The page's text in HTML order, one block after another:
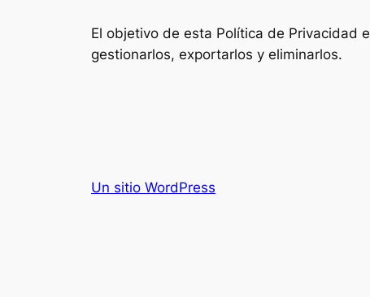
El objetivo de esta Política de Privacidad
gestionarlos, exportarlos y eliminarlos.
Un sitio WordPress